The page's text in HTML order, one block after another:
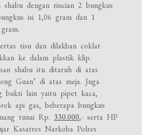
dengan rincian 2 bungkus
isi 1,06 gram dan 1
tisu dan dilakban coklat
ke dalam plastik klip.
shabu itu ditaruh di atas
Guan’ di atas meja. Juga
bukti lain yaitu pipet kaca,
api gas, beberapa bungkus
tunai Rp. 330.000,- serta HP
Kasatres Narkoba Polres